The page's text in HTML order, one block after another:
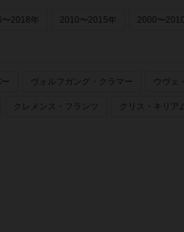
2018年 2010〜2015年 2000〜2010
ヴォルフガング・クラマー ウヴェ
クレメンス・フランツ クリス・キリア